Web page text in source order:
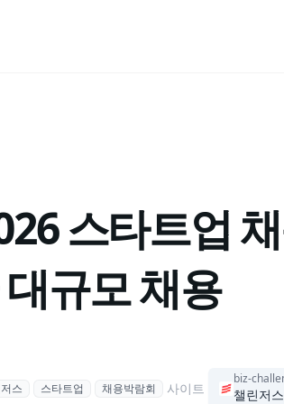
스타트업
규모 채용
스 스타트업 채용박람회 사이트
biz-
챌린저스